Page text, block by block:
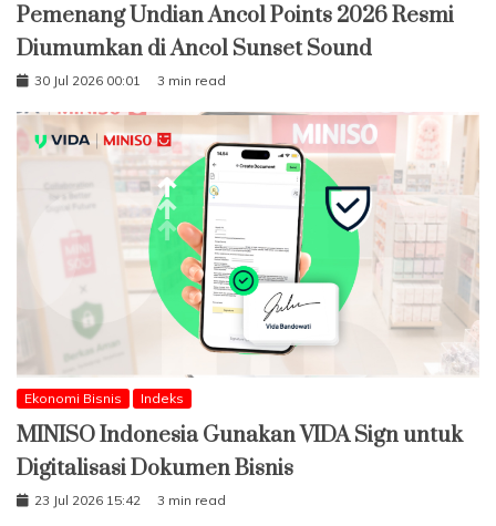
Pemenang Undian Ancol Points 2026 Resmi
Diumumkan di Ancol Sunset Sound
30 Jul 2026 00:01 3 min read
Ekonomi Bisnis Indeks
MINISO Indonesia Gunakan VIDA Sign untuk
Digitalisasi Dokumen Bisnis
23 Jul 2026 15:42 3 min read